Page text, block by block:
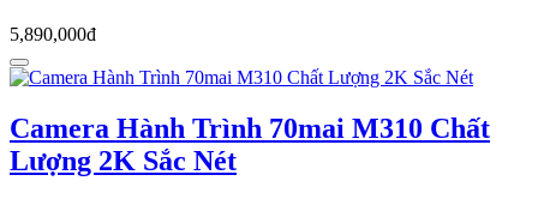
5,890,000đ
Camera Hành Trình 70mai M310 Chất
Lượng 2K Sắc Nét